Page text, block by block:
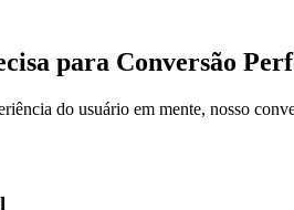
para Conversão
do usuário em mente, nosso